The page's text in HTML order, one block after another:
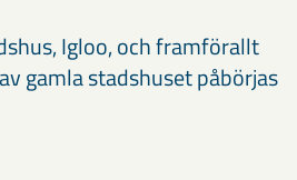
Igloo, och framförallt
gamla stadshuset påbörjas